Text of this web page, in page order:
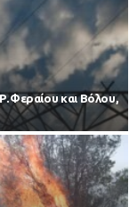
και Βόλου,